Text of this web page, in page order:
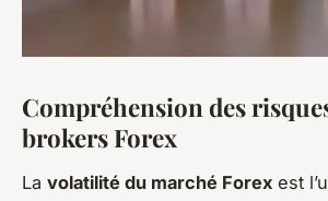
Compréhension des
brokers Forex
La volatilité du marché Forex est